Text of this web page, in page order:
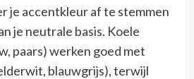
je accentkleur af te stemmen
je neutrale basis. Koele
paars) werken goed met
blauwgrijs), terwijl